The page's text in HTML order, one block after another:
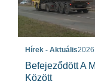
Hírek - Aktuális
Befejeződött A
Között